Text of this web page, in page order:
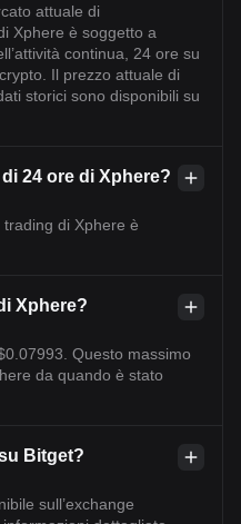
attuale di
Xphere è soggetto a
continua, 24 ore su
Il prezzo attuale di
storici sono disponibili su
24 ore di Xphere?
di Xphere è
Xphere?
Questo massimo
da quando è stato
Bitget?
sull’exchange